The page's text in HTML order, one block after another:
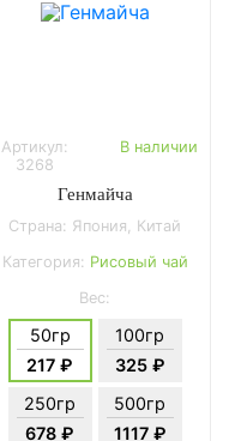
Артикул:
3268
В наличии
Генмайча
Страна: Япония, Китай
Категория: Рисовый чай
Вес:
50гр
217 ₽
100гр
325 ₽
250гр
678 ₽
500гр
1117 ₽